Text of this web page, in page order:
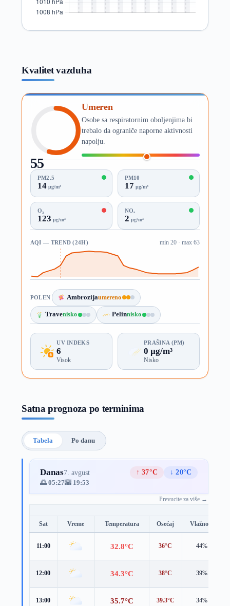
Kvalitet vazduha
55
AQI
Umeren
Osobe sa respiratornim oboljenjima bi
trebalo da ograniče naporne aktivnosti
napolju.
PM2.5
14µg/m³
PM10
17 µg/m³
O₃
123 µg/m³
NO₂
2 µg/m³
AQI — TREND (24H) min 20 · max 63
POLEN Ambrozijaumereno
Travenisko Pelinnisko
UV INDEKS
6
Visok
PRAŠINA (PM)
0 µg/m³
Nisko
Satna prognoza po terminima
Tabela Po danu
Danas7. avgust ↑ 37°C
↓ 20°C
🌅 05:27🌇 19:53
Prevucite za više →
Sat Vreme Temperatura Osećaj Vlažnost
11:00 32.8°C 36°C 44%
12:00 34.3°C 38°C 39%
13:00 35.7°C 39.3°C 34%